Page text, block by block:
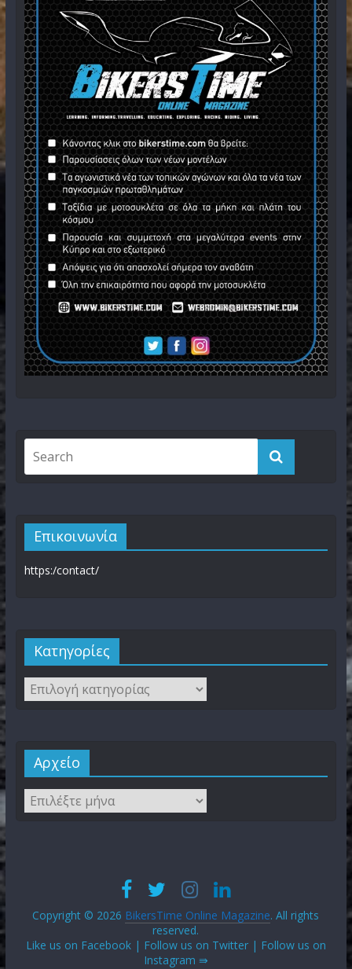
Επικοινωνία
https:/contact/
Kατηγορίες
Αρχείο
Copyright © 2026 BikersTime Online Magazine. All rights
reserved.
Like us on Facebook | Follow us on Twitter | Follow us on
Instagram ⇛